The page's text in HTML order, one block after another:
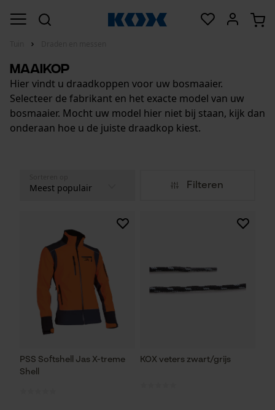
Maaikop
Hier vindt u draadkoppen voor uw bosmaaier.
Selecteer de fabrikant en het exacte model van uw
bosmaaier. Mocht uw model hier niet bij staan, kijk dan
onderaan hoe u de juiste draadkop kiest.
Filteren
PSS Softshell Jas X-treme
Shell
KOX veters zwart/grijs